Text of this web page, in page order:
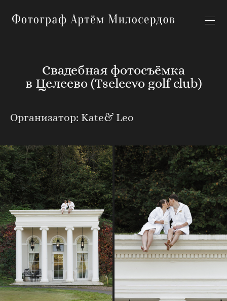
Свадебная фотосъёмка
в Целеево (Tseleevo golf club)
Организатор: Kate& Leo